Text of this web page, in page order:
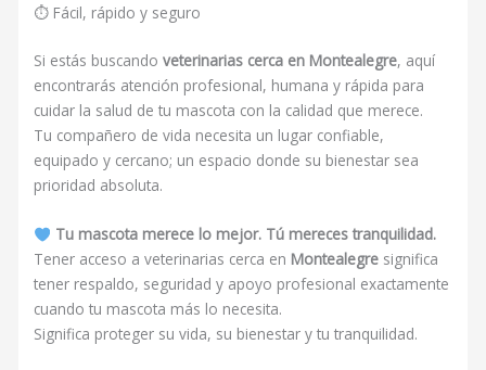
⏱ Fácil, rápido y seguro
Si estás buscandoveterinarias cerca en Montealegre, aquí
encontrarás atención profesional, humana y rápida para
cuidar la salud de tu mascota con la calidad que merece.
Tu compañero de vida necesita un lugar confiable,
equipado y cercano; un espacio donde su bienestar sea
prioridad absoluta.
Tu mascota merece lo mejor. Tú mereces tranquilidad.
Tener acceso a veterinarias cerca en Montealegre significa
tener respaldo, seguridad y apoyo profesional exactamente
cuando tu mascota más lo necesita.
Significa proteger su vida, su bienestar y tu tranquilidad.